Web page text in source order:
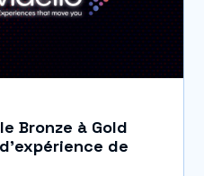
Bronze à Gold
de